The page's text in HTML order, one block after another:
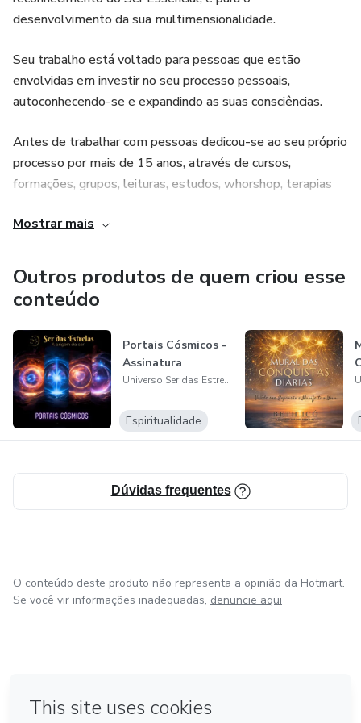
Estrelas trarão seu conhecimento, técnicas e canalizações
ativando os nossos próprios códigos e memórias estelares
para a liberação das limitações densificadas nos nossos
corpos permitindo-nos transitar para novos padrões
Seres das dimensões mais elevadas estarão conosco em
todas as sessões conduzindo os nossos processos
multidimensionais.
Caso não seja possível participar ao vivo, poderá fazer a
Sejam muito bem-vindos a mais um nível de expansão!
desenvolvimento da sua multimensionalidade.
Seu trabalho está voltado para pessoas que estão
envolvidas em investir no seu processo pessoais,
autoconhecendo-se e expandindo as suas consciências.
Antes de trabalhar com pessoas dedicou-se ao seu próprio
processo por mais de 15 anos, através de cursos,
formações, grupos, leituras, estudos, whorshop, terapias
ferramentas energéticas, facilitadora de algumas delas,
descobriu junto aos Seres das Estrelas o seu propósito, e
desde então dedica-se a esse projeto inteiramente.
Mostrar mais
Outros produtos de quem criou esse
conteúdo
Portais Cósmicos -
Assinatura
Universo Ser das Estrelas. Beth Icó
Espiritualidade
Dúvidas frequentes
O conteúdo deste produto não representa a opinião da Hotmart.
Se você vir informações inadequadas, denuncie aqui